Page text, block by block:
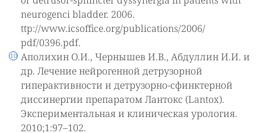
neurogenci bladder. 2006.
ttp://www.icsoffice.org/publications/2006/
pdf/0396.pdf.
Аполихин О.И., Чернышев И.В., Абдуллин И.И. и
др. Лечение нейрогенной детрузорной
гиперактивности и детрузорно-сфинктерной
диссинергии препаратом Лантокс (Lantox).
Экспериментальная и клиническая урология.
2010;1:97–102.